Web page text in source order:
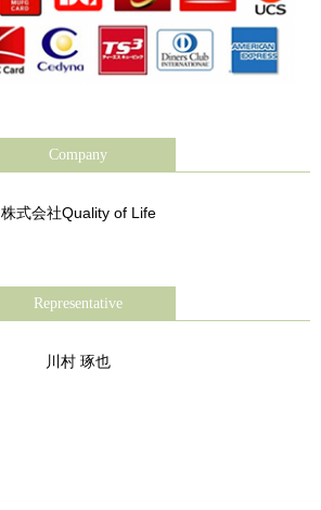
Company
株式会社Quality of Life
Representative
川村 琢也